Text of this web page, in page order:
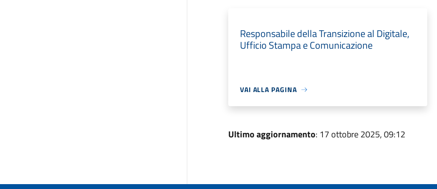
Responsabile della Transizione al Digitale,
Ufficio Stampa e Comunicazione
VAI ALLA PAGINA
Ultimo aggiornamento: 17 ottobre 2025, 09:12